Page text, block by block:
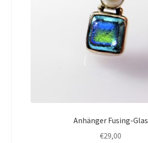
Anhänger Fusing-Glas
€29,00